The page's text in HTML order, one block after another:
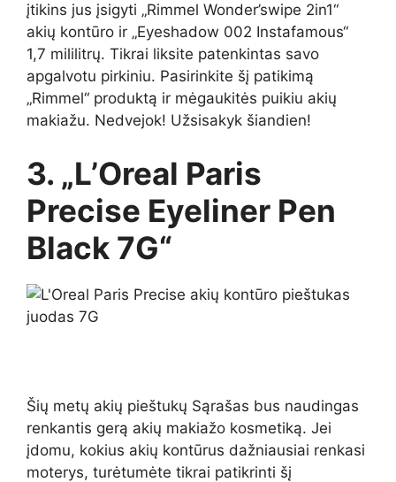
įtikins jus įsigyti „Rimmel Wonder’swipe 2in1“
akių kontūro ir „Eyeshadow 002 Instafamous“
1,7 mililitrų. Tikrai liksite patenkintas savo
apgalvotu pirkiniu. Pasirinkite šį patikimą
„Rimmel“ produktą ir mėgaukitės puikiu akių
makiažu. Nedvejok! Užsisakyk šiandien!
3. „L’Oreal Paris
Precise Eyeliner Pen
Black 7G“
Šių metų akių pieštukų Sąrašas bus naudingas
renkantis gerą akių makiažo kosmetiką. Jei
įdomu, kokius akių kontūrus dažniausiai renkasi
moterys, turėtumėte tikrai patikrinti šį